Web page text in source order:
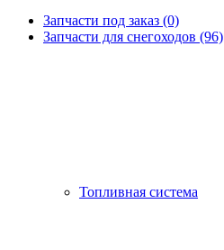
Запчасти под заказ (0)
Запчасти для снегоходов (96)
Топливная система